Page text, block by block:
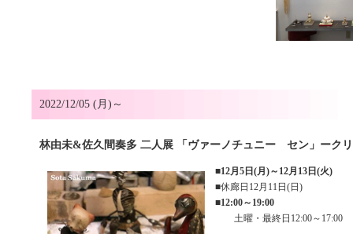
2022/12/05 (月)～
林由未&佐久間奏多 二人展 「ヴァーノチュニー セン」ーク
■12月5日(月)～12月13日(火)
■休廊日12月11日(日)
■12:00～19:00
土曜・最終日12:00～17:00